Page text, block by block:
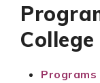
College
Programs